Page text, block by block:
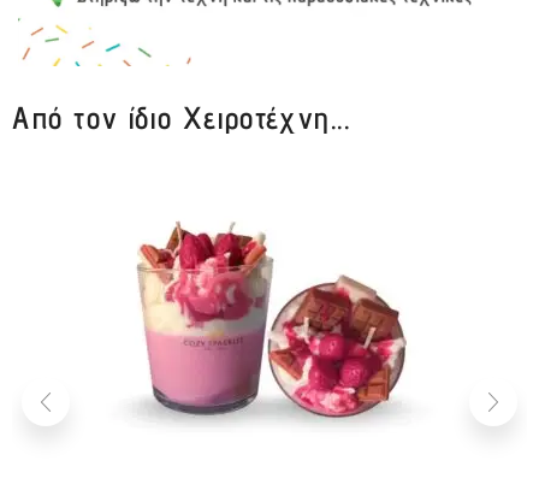
Από τον ίδιο Χειροτέχνη...